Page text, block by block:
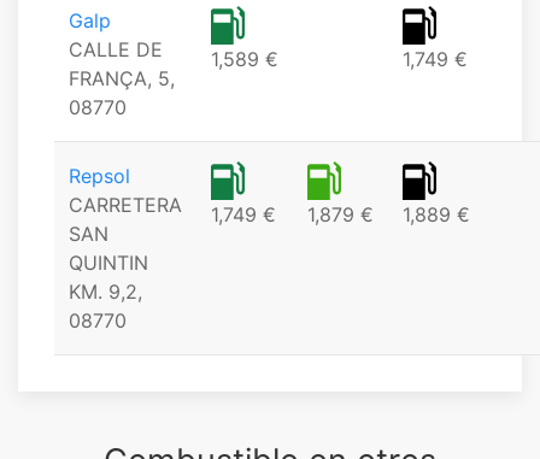
Galp
CALLE DE
FRANÇA, 5,
08770
1,589 € 1,749 €
Repsol
CARRETERA
SAN
QUINTIN
KM. 9,2,
08770
1,749 € 1,879 € 1,889 €